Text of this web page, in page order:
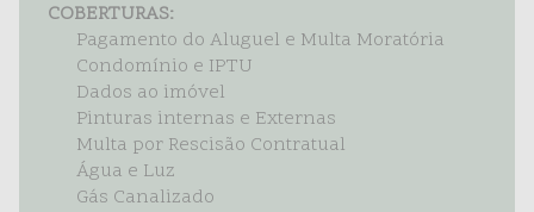
COBERTURAS:
Pagamento do Aluguel e Multa Moratória
Condomínio e IPTU
Dados ao imóvel
Pinturas internas e Externas
Multa por Rescisão Contratual
Água e Luz
Gás Canalizado